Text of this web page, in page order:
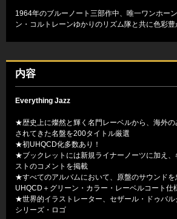
1964年のブルーノート三部作中、唯一ワンホー
ン・コルトレーンゆかりのリズム隊と共に色彩豊
内容
Everything Jazz
★歴史上に燦然と輝く名門レーベルから、海外
されてきた名盤を200タイトル厳選
★初UHQCD化多数あり！
★ブックレットには新規ライナーノーツに加え、
ストのコメントを掲載
★すべてのアルバムにおいて、原盤のサウンド
UHQCD＋グリーン・カラー・レーベルコート仕
★世界的イラストレーター、セザール・ドゥバ
シリーズ・ロゴ